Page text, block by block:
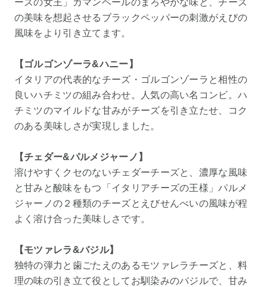
ーズの女王」カマンベールのまろやかな味と、チーズ
の美味を想起させるブラックペッパーの刺激がえびの
風味をより引き立てます。
【ゴルゴンゾーラ&ハニー】
イタリアの代表的なチーズ・ゴルゴンゾーラと相性の
良いハチミツの組み合わせ。人気の高い名コンビ。ハ
チミツのマイルドな甘みがチーズを引き立たせ、コク
のある美味しさが実現しました。
【チェダー&パルメジャーノ】
溶けやすくクセのないチェダーチーズと、濃厚な風味
と甘みと酸味をもつ「イタリアチーズの王様」パルメ
ジャーノの２種類のチーズとえびせんべいの風味が程
よく溶け合った美味しさです。
【モツァレラ&バジル】
独特の弾力と歯ごたえのあるモツァレラチーズと、料
理の味の引き立て役としてお馴染みのバジルで、甘み